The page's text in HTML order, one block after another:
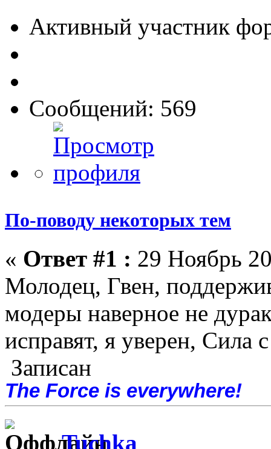
Активный участник
Сообщений: 569
По-поводу некоторых тем
« Ответ #1 : 29 Ноябрь
Молодец, Гвен,
модеры наверное не
исправят, я уверен, Сила
Записан
The Force is everywhere!
Tuchka